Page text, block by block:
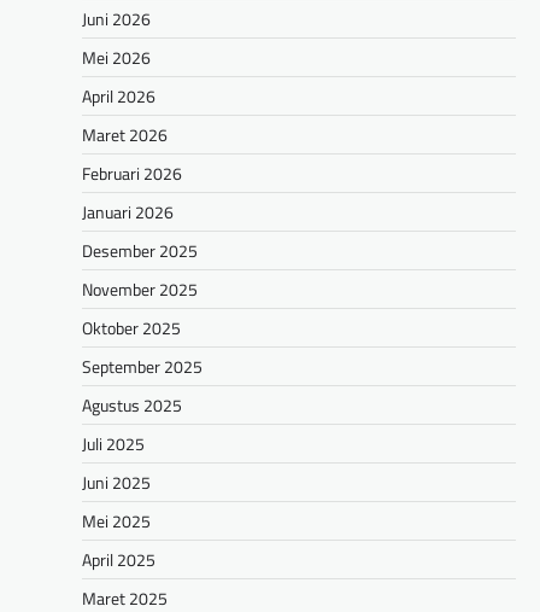
Juni 2026
Mei 2026
April 2026
Maret 2026
Februari 2026
Januari 2026
Desember 2025
November 2025
Oktober 2025
September 2025
Agustus 2025
Juli 2025
Juni 2025
Mei 2025
April 2025
Maret 2025